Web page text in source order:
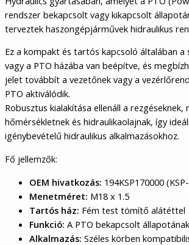
rendszer bekapcsolt vagy kikapcsolt
terveztek haszongépjárművek hidraulikus
Ez a kompakt és tartós kapcsoló általában a
vagy a PTO házába van beépítve, és
jelet továbbít a vezetőnek vagy a
PTO aktiválódik.
Robusztus kialakítása ellenáll a rezgéseknek,
hőmérsékletnek és hidraulikaolajnak, így
igénybevételű hidraulikus alkalmazásokhoz.
Fő jellemzők:
OEM hivatkozás: 194KSP170000
Menetméret: M18 x 1.5
Tartós ház: Fém test tömítő alátéttel
Funkció: A PTO bekapcsolt
Alkalmazás: Széles körben